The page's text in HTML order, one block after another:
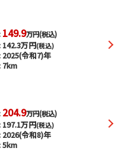
149.9万円(税込)
142.3万円(税込)
2025(令和7)年
7km
204.9万円(税込)
197.1万円(税込)
2026(令和8)年
5km